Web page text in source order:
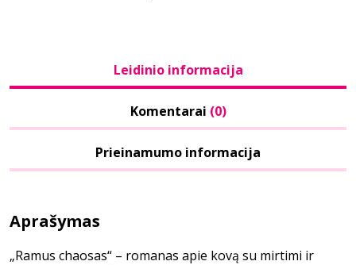
Leidinio informacija
Komentarai (0)
Prieinamumo informacija
Aprašymas
„Ramus chaosas“ – romanas apie kovą su mirtimi ir